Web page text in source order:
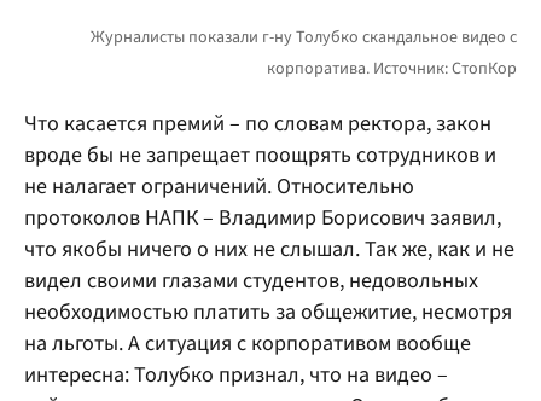
Что касается премий – по словам ректора, закон
вроде бы не запрещает поощрять сотрудников и
не налагает ограничений. Относительно
протоколов НАПК – Владимир Борисович заявил,
что якобы ничего о них не слышал. Так же, как и не
видел своими глазами студентов, недовольных
необходимостью платить за общежитие, несмотря
на льготы. А ситуация с корпоративом вообще
интересна: Толубко признал, что на видео –